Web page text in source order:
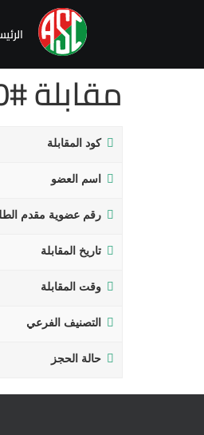
مقابلة #70
كود المقابلة
اسم العضو
رقم عضوية مقدم
تاريخ المقابلة
وقت المقابلة
التصنيف الفرعي
حالة الحجز